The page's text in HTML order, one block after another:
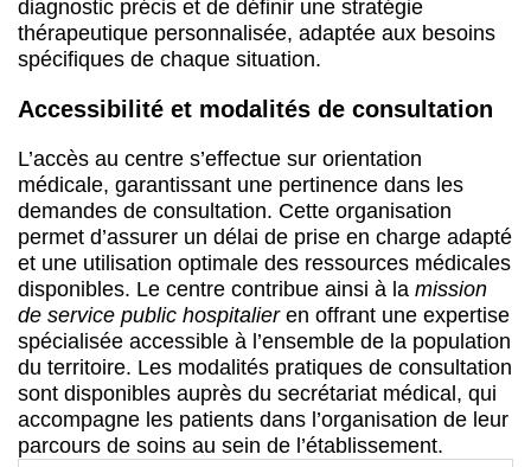
diagnostic précis et de définir une stratégie
thérapeutique personnalisée, adaptée aux besoins
spécifiques de chaque situation.
Accessibilité et modalités de consultation
L’accès au centre s’effectue sur orientation
médicale, garantissant une pertinence dans les
demandes de consultation. Cette organisation
permet d’assurer un délai de prise en charge adapté
et une utilisation optimale des ressources médicales
disponibles. Le centre contribue ainsi à la mission
de service public hospitalieren offrant une expertise
spécialisée accessible à l’ensemble de la population
du territoire. Les modalités pratiques de consultation
sont disponibles auprès du secrétariat médical, qui
accompagne les patients dans l’organisation de leur
parcours de soins au sein de l’établissement.